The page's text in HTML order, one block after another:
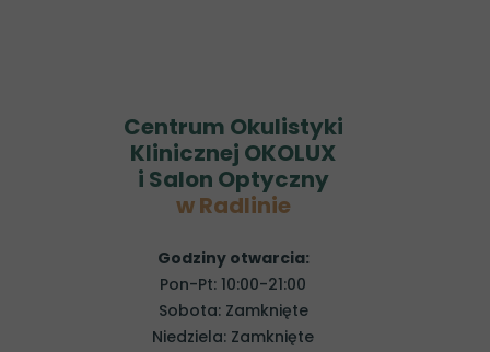
Centrum Okulistyki
Klinicznej OKOLUX
i Salon Optyczny
w Radlinie
Godziny otwarcia:
Pon-Pt: 10:00-21:00
Sobota: Zamknięte
Niedziela: Zamknięte